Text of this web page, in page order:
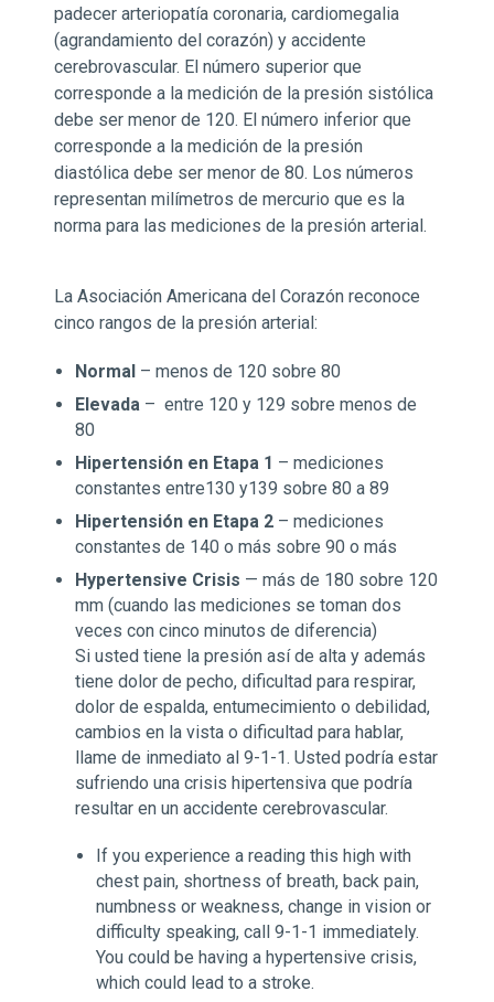
padecer arteriopatía coronaria, cardiomegalia
(agrandamiento del corazón) y accidente
cerebrovascular. El número superior que
corresponde a la medición de la presión sistólica
debe ser menor de 120. El número inferior que
corresponde a la medición de la presión
diastólica debe ser menor de 80. Los números
representan milímetros de mercurio que es la
norma para las mediciones de la presión arterial.
La Asociación Americana del Corazón reconoce
cinco rangos de la presión arterial:
Normal – menos de 120 sobre 80
Elevada – entre 120 y 129 sobre menos de
80
Hipertensión en Etapa 1 – mediciones
constantes entre130 y139 sobre 80 a 89
Hipertensión en Etapa 2 – mediciones
constantes de 140 o más sobre 90 o más
Hypertensive Crisis — más de 180 sobre 120
mm (cuando las mediciones se toman dos
veces con cinco minutos de diferencia)
Si usted tiene la presión así de alta y además
tiene dolor de pecho, dificultad para respirar,
dolor de espalda, entumecimiento o debilidad,
cambios en la vista o dificultad para hablar,
llame de inmediato al 9-1-1. Usted podría estar
sufriendo una crisis hipertensiva que podría
resultar en un accidente cerebrovascular.
If you experience a reading this high with
chest pain, shortness of breath, back pain,
numbness or weakness, change in vision or
difficulty speaking, call 9-1-1 immediately.
You could be having a hypertensive crisis,
which could lead to a stroke.